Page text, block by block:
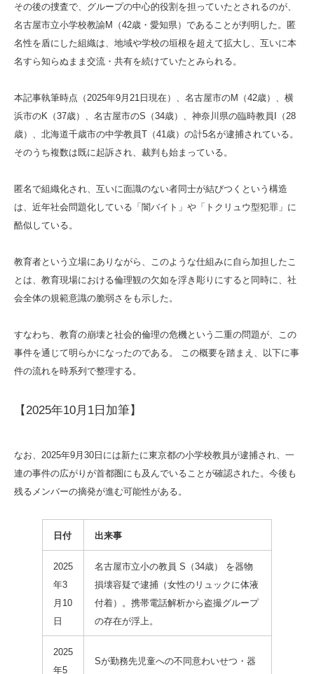
その後の捜査で、グループの中心的役割を担っていたとされるのが、
名古屋市立小学校教諭M（42歳・愛知県）であることが判明した。匿
名性を盾にした組織は、地域や学校の垣根を超えて拡大し、互いに本
名すら知らぬまま交流・共有を続けていたとみられる。
本記事執筆時点（2025年9月21日現在）、名古屋市のM（42歳）、横
浜市のK（37歳）、名古屋市のS（34歳）、神奈川県の臨時教員I（28
歳）、北海道千歳市の中学教員T（41歳）の計5名が逮捕されている。
そのうち複数は既に起訴され、裁判も始まっている。
匿名で組織化され、互いに面識のない者同士が結びつくという構造
は、近年社会問題化している「闇バイト」や「トクリュウ型犯罪」に
酷似している。
教育者という立場にありながら、このような仕組みに自ら加担したこ
とは、教育現場における倫理観の欠如を浮き彫りにすると同時に、社
会全体の規範意識の脆弱さをも示した。
すなわち、教育の崩壊と社会的倫理の危機という二重の問題が、この
事件を通じて明らかになったのである。 この概要を踏まえ、以下に事
件の流れを時系列で整理する。
【2025年10月1日加筆】
なお、2025年9月30日には新たに東京都の小学校教員が逮捕され、一
連の事件の広がりが首都圏にも及んでいることが確認された。今後も
残るメンバーの摘発が進む可能性がある。
日付 出来事
2025
年3
月10
日
名古屋市立小の教員 S（34歳） を器物
損壊容疑で逮捕（女性のリュックに体液
付着）。携帯電話解析から盗撮グループ
の存在が浮上。
2025
年5
Sが勤務先児童への不同意わいせつ・器